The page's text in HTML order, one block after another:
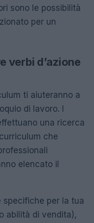
sono le possibilità
per un
verbi d’azione
ti aiuteranno a
di lavoro. I
una ricerca
che
elencato il
specifiche per la tua
abilità di vendita),